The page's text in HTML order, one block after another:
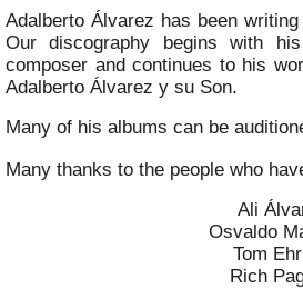
Adalberto Álvarez has been
Our discography begins with
composer and continues to his
Adalberto Álvarez y su Son.
Many of his albums can be
Many thanks to the people who
Ali
Osvaldo
Tom
Rich